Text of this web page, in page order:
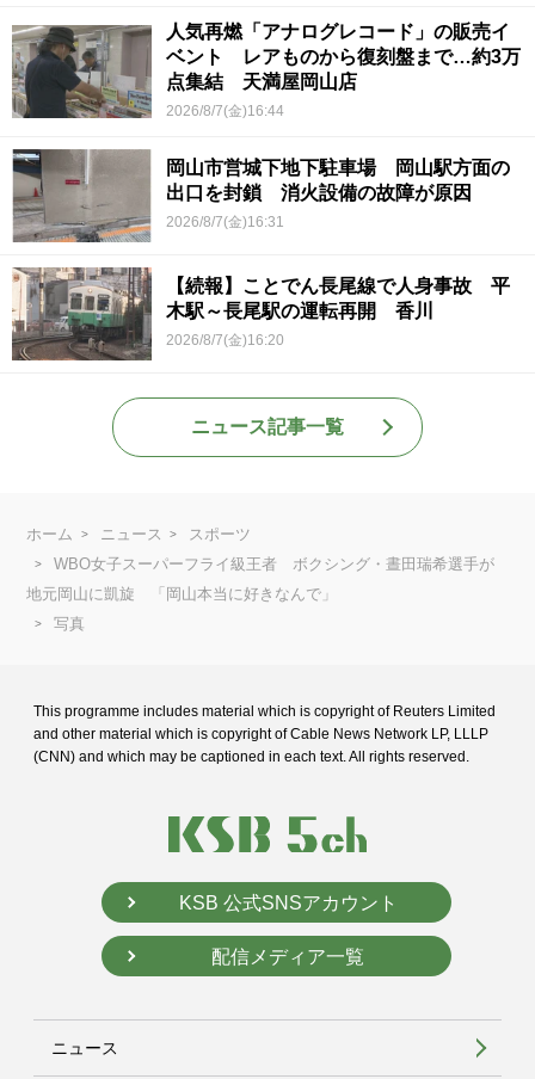
人気再燃「アナログレコード」の販売イ
ベント レアものから復刻盤まで…約3万
点集結 天満屋岡山店
2026/8/7(金)16:44
岡山市営城下地下駐車場 岡山駅方面の
出口を封鎖 消火設備の故障が原因
2026/8/7(金)16:31
【続報】ことでん長尾線で人身事故 平
木駅～長尾駅の運転再開 香川
2026/8/7(金)16:20
ニュース記事一覧
ホーム ニュース
スポーツ
WBO女子スーパーフライ級王者 ボクシング・晝田瑞希選手が
地元岡山に凱旋 「岡山本当に好きなんで」
写真
This programme includes material which is copyright of Reuters Limited
and other material which is copyright of Cable News Network LP, LLLP
(CNN) and which may be captioned in each text. All rights reserved.
KSB 公式SNSアカウント
配信メディア一覧
ニュース